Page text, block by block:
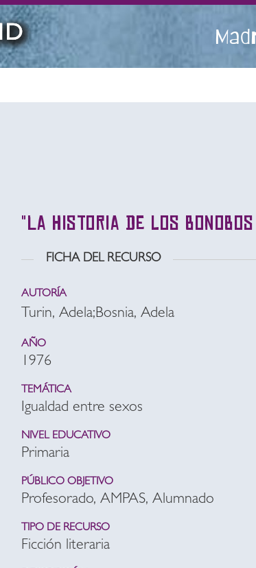
"La historia de los
FICHA DEL RECURSO
AUTORÍA
Turin, Adela;Bosnia, Adela
AÑO
1976
TEMÁTICA
Igualdad entre sexos
NIVEL EDUCATIVO
Primaria
PÚBLICO OBJETIVO
Profesorado, AMPAS, Alumnado
TIPO DE RECURSO
Ficción literaria